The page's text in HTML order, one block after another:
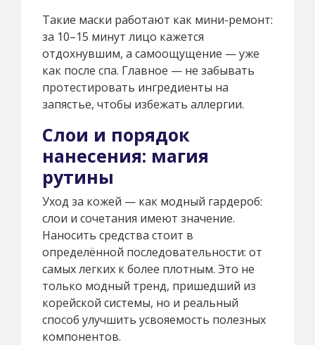
Такие маски работают как мини-ремонт:
за 10–15 минут лицо кажется
отдохнувшим, а самоощущение — уже
как после спа. Главное — не забывать
протестировать ингредиенты на
запястье, чтобы избежать аллергии.
Слои и порядок
нанесения: магия
рутины
Уход за кожей — как модный гардероб:
слои и сочетания имеют значение.
Наносить средства стоит в
определённой последовательности: от
самых легких к более плотным. Это не
только модный тренд, пришедший из
корейской системы, но и реальный
способ улучшить усвояемость полезных
компонентов.